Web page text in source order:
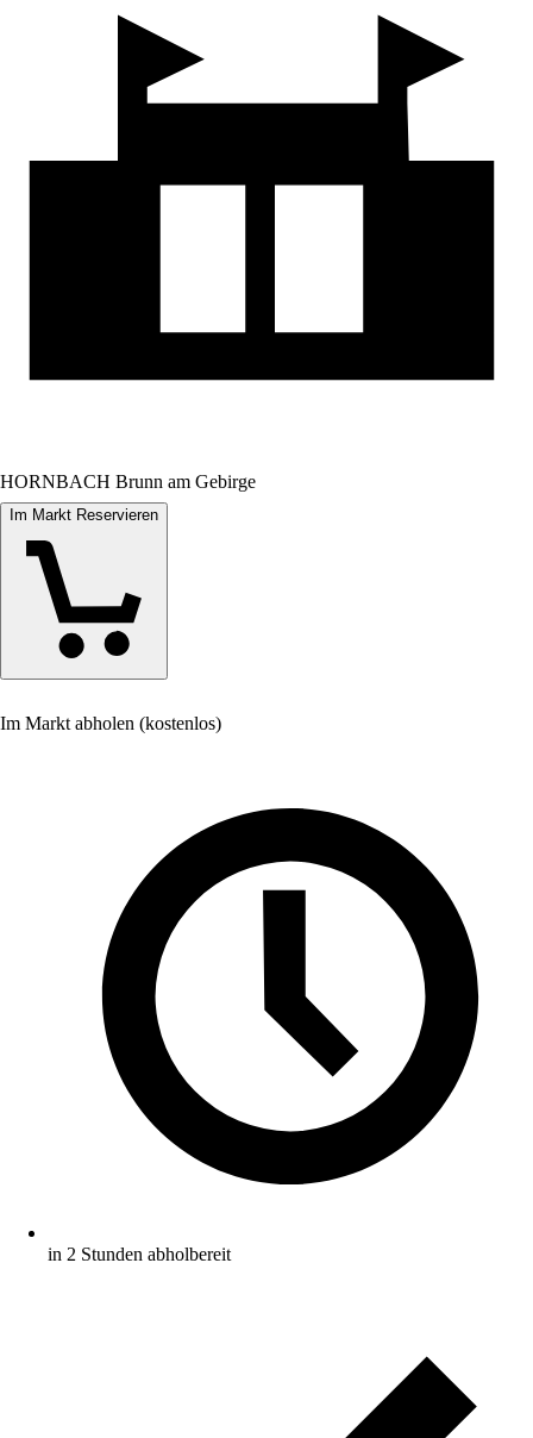
HORNBACH Brunn am Gebirge
Im Markt Reservieren
Im Markt abholen (kostenlos)
in 2 Stunden abholbereit